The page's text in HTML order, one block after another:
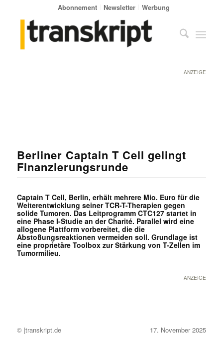
Abonnement Newsletter Werbung
ANZEIGE
Berliner Captain T Cell gelingt
Finanzierungsrunde
Captain T Cell, Berlin, erhält mehrere Mio. Euro für die
Weiterentwicklung seiner TCR-T-Therapien gegen
solide Tumoren. Das Leitprogramm CTC127 startet in
eine Phase I-Studie an der Charité. Parallel wird eine
allogene Plattform vorbereitet, die die
Abstoßungsreaktionen vermeiden soll. Grundlage ist
eine proprietäre Toolbox zur Stärkung von T-Zellen im
Tumormilieu.
ANZEIGE
© |transkript.de 17. November 2025